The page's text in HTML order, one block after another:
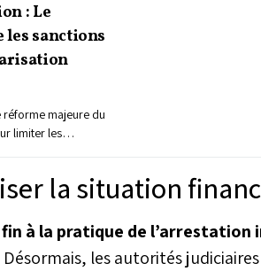
: Le
les sanctions
réforme majeure du
limiter les
la situation
à la pratique de l’arrestation
les autorités